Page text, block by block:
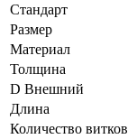
Стандарт
Размер
Материал
Толщина
D Внешний
Длина
Количество витков